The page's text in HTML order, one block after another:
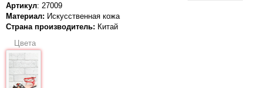
Артикул: 27009
Материал: Искусственная кожа
Страна производитель: Китай
Цвета